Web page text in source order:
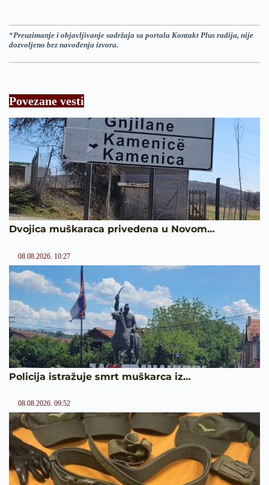
*Preuzimanje i objavljivanje sadržaja sa portala Kontakt Plus radija, nije
dozvoljeno bez navođenja izvora.
Povezane vesti
Dvojica muškaraca privedena u Novom…
08.08.2026. 10:27
Policija istražuje smrt muškarca iz…
08.08.2026. 09:52